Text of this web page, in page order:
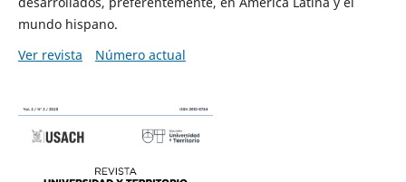
mundo hispano.
Ver revista
Número actual